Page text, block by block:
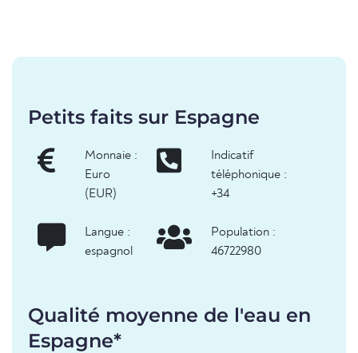
Petits faits sur Espagne
Monnaie :
Euro
(EUR)
Indicatif
téléphonique :
+34
Langue :
espagnol
Population :
46722980
Qualité moyenne de l'eau en
Espagne*